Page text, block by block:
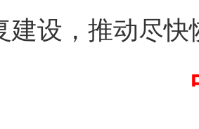
建设，推动尽